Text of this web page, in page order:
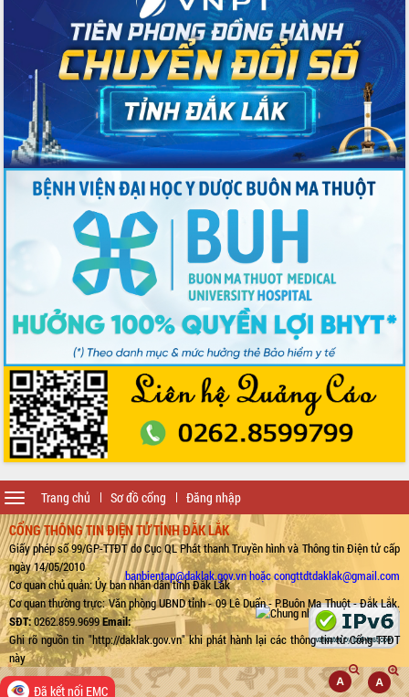
Trang chủ Sơ đồ cổng Đăng nhập
Toggle
navigation
CỔNG THÔNG TIN ĐIỆN TỬ TỈNH ĐẮK LẮK
Giấy phép số 99/GP-TTĐT do Cục QL Phát thanh Truyền hình và Thông tin Điện tử cấp
ngày 14/05/2010
Cơ quan chủ quản: Ủy ban nhân dân tỉnh Đắk Lắk
Cơ quan thường trực: Văn phòng UBND tỉnh - 09 Lê Duẩn - P.Buôn Ma Thuột - Đắk Lắk.
SĐT:0262.859.9699Email:
banbientap@daklak.gov.vn hoặc congttdtdaklak@gmail.com
Ghi rõ nguồn tin "http://daklak.gov.vn" khi phát hành lại các thông tin từ Cổng TTĐT
này
Đã kết nối EMC